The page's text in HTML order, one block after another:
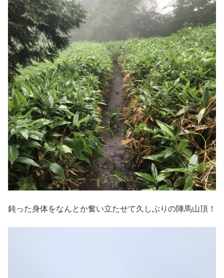
鈍った身体をなんとか奮い立たせて久しぶりの陣馬山頂！